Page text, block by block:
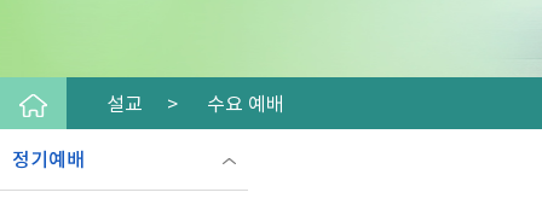
설교 > 수요 예배
정기예배